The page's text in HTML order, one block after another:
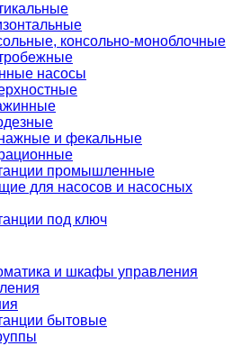
консольно-моноблочные
насосы
и фекальные
промышленные
для насосов и насосных
под ключ
и шкафы управления
бытовые